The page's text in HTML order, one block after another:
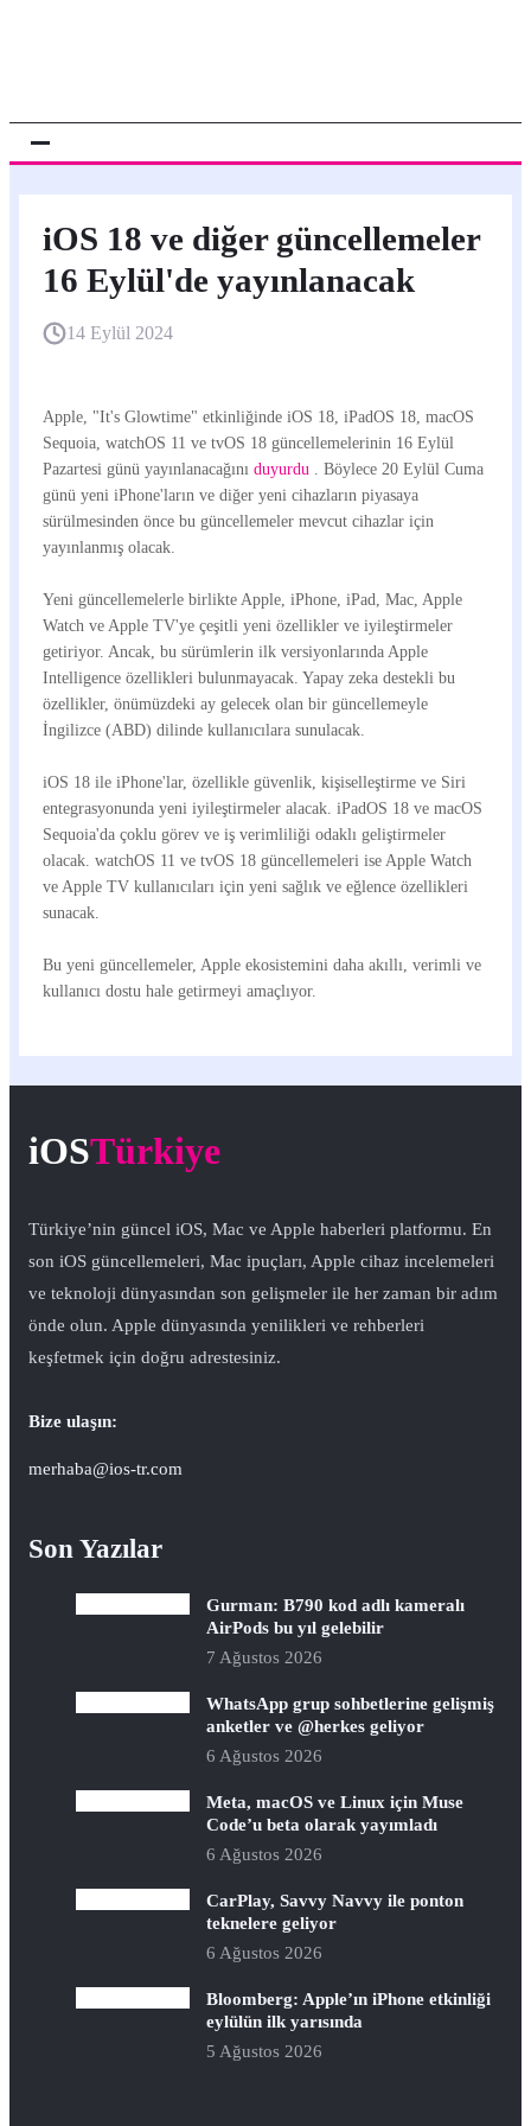
iOS 18 ve diğer güncellemeler
16 Eylül'de yayınlanacak
14 Eylül 2024
Apple, "It's Glowtime" etkinliğinde iOS 18, iPadOS 18, macOS
Sequoia, watchOS 11 ve tvOS 18 güncellemelerinin 16 Eylül
Pazartesi günü yayınlanacağını duyurdu
. Böylece 20 Eylül Cuma
günü yeni iPhone'ların ve diğer yeni cihazların piyasaya
sürülmesinden önce bu güncellemeler mevcut cihazlar için
yayınlanmış olacak.
Yeni güncellemelerle birlikte Apple, iPhone, iPad, Mac, Apple
Watch ve Apple TV'ye çeşitli yeni özellikler ve iyileştirmeler
getiriyor. Ancak, bu sürümlerin ilk versiyonlarında Apple
Intelligence özellikleri bulunmayacak. Yapay zeka destekli bu
özellikler, önümüzdeki ay gelecek olan bir güncellemeyle
İngilizce (ABD) dilinde kullanıcılara sunulacak.
iOS 18 ile iPhone'lar, özellikle güvenlik, kişiselleştirme ve Siri
entegrasyonunda yeni iyileştirmeler alacak. iPadOS 18 ve macOS
Sequoia'da çoklu görev ve iş verimliliği odaklı geliştirmeler
olacak. watchOS 11 ve tvOS 18 güncellemeleri ise Apple Watch
ve Apple TV kullanıcıları için yeni sağlık ve eğlence özellikleri
sunacak.
Bu yeni güncellemeler, Apple ekosistemini daha akıllı, verimli ve
kullanıcı dostu hale getirmeyi amaçlıyor.
iOSTürkiye
Türkiye’nin güncel iOS, Mac ve Apple haberleri platformu. En
son iOS güncellemeleri, Mac ipuçları, Apple cihaz incelemeleri
ve teknoloji dünyasından son gelişmeler ile her zaman bir adım
önde olun. Apple dünyasında yenilikleri ve rehberleri
keşfetmek için doğru adrestesiniz.
Bize ulaşın:
merhaba@ios-tr.com
Son Yazılar
Gurman: B790 kod adlı kameralı
AirPods bu yıl gelebilir
7 Ağustos 2026
WhatsApp grup sohbetlerine gelişmiş
anketler ve @herkes geliyor
6 Ağustos 2026
Meta, macOS ve Linux için Muse
Code’u beta olarak yayımladı
6 Ağustos 2026
CarPlay, Savvy Navvy ile ponton
teknelere geliyor
6 Ağustos 2026
Bloomberg: Apple’ın iPhone etkinliği
eylülün ilk yarısında
5 Ağustos 2026